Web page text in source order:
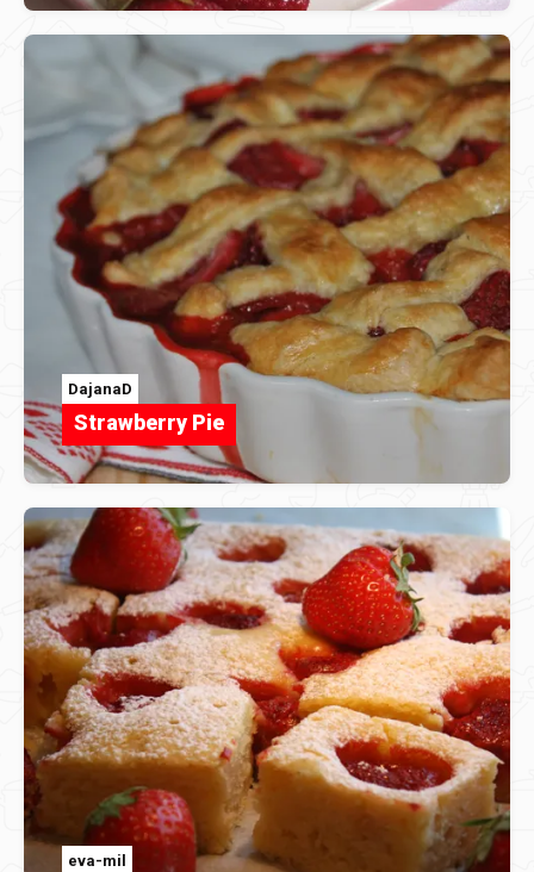
DajanaD
Strawberry Pie
eva-mil